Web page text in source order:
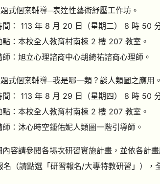
式個案輔導─表達性藝術紓壓工作坊。
間： 113 年 8 月 20 日（星期二） 8 時 50
點：本校全人教育村南棟 2 樓 207 教室。
師：旭立心理諮商中心胡綺祐諮商心理師。
式個案輔導─我是哪一類？談人類圖之應用。
間： 113 年 8 月 29 日（星期四） 8 時 50
點：本校全人教育村南棟 2 樓 207 教室。
師：沐心時空鍾佑妮人類圖一階引導師。
內容請參閱各場次研習實施計畫，並依各
名（請點選「研習報名/大專特教研習」），